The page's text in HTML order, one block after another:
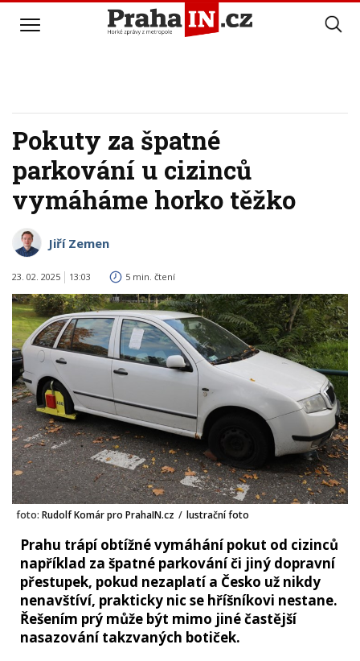
Pokuty za špatné
parkování u cizinců
vymáháme horko těžko
Jiří Zemen
23. 02. 2025 13:03 5 min. čtení
foto: Rudolf Komár pro PrahaIN.cz / lustrační foto
Prahu trápí obtížné vymáhání pokut od cizinců
například za špatné parkování či jiný dopravní
přestupek, pokud nezaplatí a Česko už nikdy
nenavštíví, prakticky nic se hříšníkovi nestane.
Řešením prý může být mimo jiné častější
nasazování takzvaných botiček.